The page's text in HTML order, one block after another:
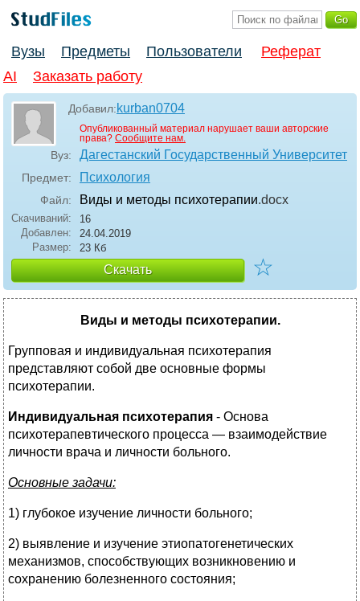
Вузы Предметы Пользователи
Реферат
AI
Заказать работу
Добавил:kurban0704
Опубликованный материал нарушает ваши авторские
права? Сообщите нам.
Вуз: Дагестанский Государственный Университет
Предмет: Психология
Файл: Виды и методы психотерапии.docx
Скачиваний:
16
Добавлен:
24.04.2019
Размер:
23 Кб
Скачать ☆
Виды и методы психотерапии.
Групповая и индивидуальная психотерапия
представляют собой две основные формы
психотерапии.
Индивидуальная психотерапия - Основа
психотерапевтического процесса — взаимодействие
личности врача и личности больного.
Основные задачи:
1) глубокое изучение личности больного;
2) выявление и изучение этиопатогенетических
механизмов, способствующих возникновению и
сохранению болезненного состояния;